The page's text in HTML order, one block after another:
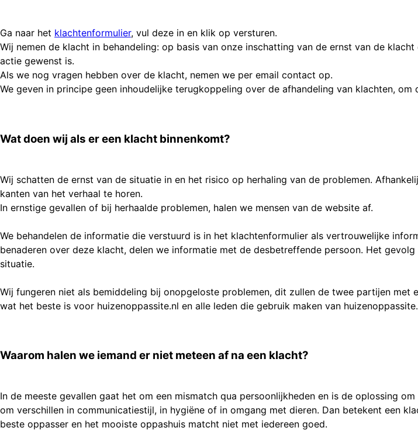
Ga naar het klachtenformulier, vul deze in en klik op versturen.
Wij nemen de klacht in behandeling: op basis van onze inschatting van de ernst van de
actie gewenst is.
Als we nog vragen hebben over de klacht, nemen we per email contact op.
We geven in principe geen inhoudelijke terugkoppeling over de afhandeling van klachten,
Wat doen wij als er een klacht binnenkomt?
Wij schatten de ernst van de situatie in en het risico op herhaling van de problemen.
kanten van het verhaal te horen.
In ernstige gevallen of bij herhaalde problemen, halen we mensen van de website af.
We behandelen de informatie die verstuurd is in het klachtenformulier als vertrouwelijke
benaderen over deze klacht, delen we informatie met de desbetreffende persoon. Het
situatie.
Wij fungeren niet als bemiddeling bij onopgeloste problemen, dit zullen de twee partijen
wat het beste is voor huizenoppassite.nl en alle leden die gebruik maken van
Waarom halen we iemand er niet meteen af na een klacht?
In de meeste gevallen gaat het om een mismatch qua persoonlijkheden en is de oplossing
om verschillen in communicatiestijl, in hygiëne of in omgang met dieren. Dan betekent een
beste oppasser en het mooiste oppashuis matcht niet met iedereen goed.